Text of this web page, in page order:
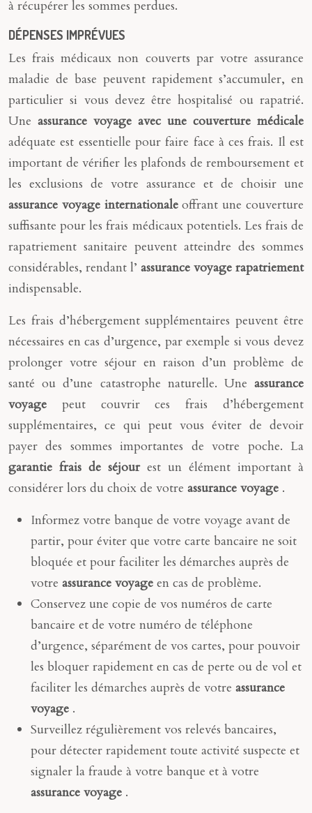
à récupérer les sommes perdues.
DÉPENSES IMPRÉVUES
Les frais médicaux non couverts par votre assurance
maladie de base peuvent rapidement s’accumuler, en
particulier si vous devez être hospitalisé ou rapatrié.
Une assurance voyage avec une couverture médicale
adéquate est essentielle pour faire face à ces frais. Il est
important de vérifier les plafonds de remboursement et
les exclusions de votre assurance et de choisir une
assurance voyage internationaleoffrant une couverture
suffisante pour les frais médicaux potentiels. Les frais de
rapatriement sanitaire peuvent atteindre des sommes
considérables, rendant l’ assurance voyage rapatriement
indispensable.
Les frais d’hébergement supplémentaires peuvent être
nécessaires en cas d’urgence, par exemple si vous devez
prolonger votre séjour en raison d’un problème de
santé ou d’une catastrophe naturelle. Une assurance
voyage peut couvrir ces frais d’hébergement
supplémentaires, ce qui peut vous éviter de devoir
payer des sommes importantes de votre poche. La
garantie frais de séjour est un élément important à
considérer lors du choix de votre assurance voyage .
Informez votre banque de votre voyage avant de
partir, pour éviter que votre carte bancaire ne soit
bloquée et pour faciliter les démarches auprès de
votre assurance voyage en cas de problème.
Conservez une copie de vos numéros de carte
bancaire et de votre numéro de téléphone
d’urgence, séparément de vos cartes, pour pouvoir
les bloquer rapidement en cas de perte ou de vol et
faciliter les démarches auprès de votre assurance
voyage .
Surveillez régulièrement vos relevés bancaires,
pour détecter rapidement toute activité suspecte et
signaler la fraude à votre banque et à votre
assurance voyage .